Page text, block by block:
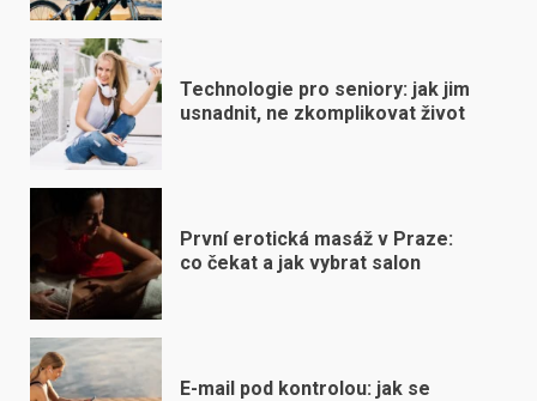
Technologie pro seniory: jak jim
usnadnit, ne zkomplikovat život
První erotická masáž v Praze:
co čekat a jak vybrat salon
E-mail pod kontrolou: jak se